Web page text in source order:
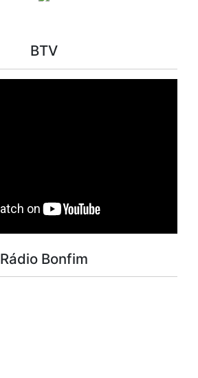
BTV
Rádio Bonfim